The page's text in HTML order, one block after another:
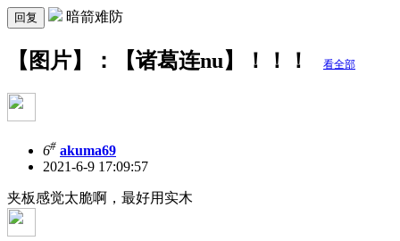
回复 暗箭难防
【图片】：【诸葛连nu】！！！ 看全部
6# akuma69
2021-6-9 17:09:57
夹板感觉太脆啊，最好用实木